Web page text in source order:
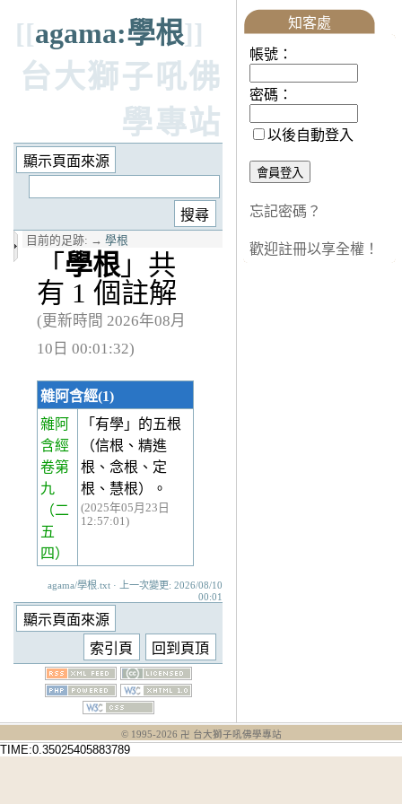
[[agama:學根]]
台大獅子吼佛
學專站
目前的足跡: → 學根
「 學根 」共
有 1 個註解
(更新時間 2026年08月
10日 00:01:32)
雜阿含經(1)
雜阿
含經
卷第
九
（二
五
四）
「有學」的五根
（信根、精進
根、念根、定
根、慧根）。
(2025年05月23日
12:57:01)
agama/學根.txt · 上一次變更: 2026/08/10
00:01
知客處
帳號：
密碼：
以後自動登入
忘記密碼？
歡迎註冊以享全權！
© 1995-2026 卍 台大獅子吼佛學專站
TIME:0.35025405883789